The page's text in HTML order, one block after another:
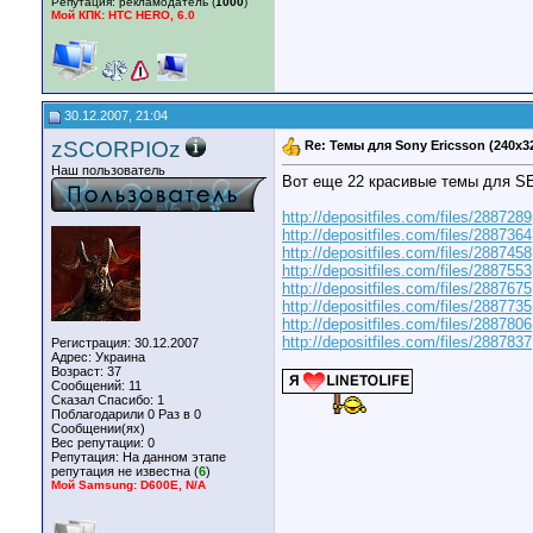
Мой КПК: HTC HERO, 6.0
30.12.2007, 21:04
zSCORPIOz
Наш пользователь
Регистрация: 30.12.2007
Адрес: Украина
Возраст: 37
Сообщений: 11
Сказал Спасибо: 1
Поблагодарили 0 Раз в 0
Сообщении(ях)
Вес репутации: 0
Репутация: На данном этапе
репутация не известна (6)
Мой Samsung: D600E, N/A
Re: Темы для Sony Ericsson
Вот еще 22 красивые темы для
http://depositfiles.com/files/2887289
http://depositfiles.com/files/2887364
http://depositfiles.com/files/2887458
http://depositfiles.com/files/2887553
http://depositfiles.com/files/2887675
http://depositfiles.com/files/2887735
http://depositfiles.com/files/2887806
http://depositfiles.com/files/2887837